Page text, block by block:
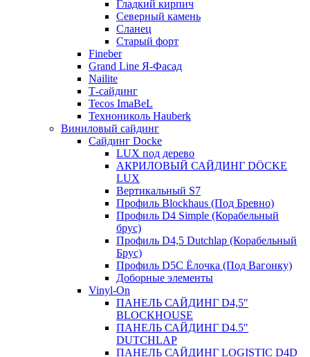
Гладкий кирпич
Северный камень
Сланец
Старый форт
Fineber
Grand Line Я-Фасад
Nailite
Т-сайдинг
Tecos ImaBeL
Технониколь Hauberk
Виниловый сайдинг
Сайдинг Docke
LUX под дерево
АКРИЛОВЫЙ САЙДИНГ DÖCKE
LUX
Вертикальный S7
Профиль Blockhaus (Под Бревно)
Профиль D4 Simple (Корабельный
брус)
Профиль D4,5 Dutchlap (Корабельный
Брус)
Профиль D5C Ёлочка (Под Вагонку)
Доборные элементы
Vinyl-On
ПАНЕЛЬ САЙДИНГ D4,5″
BLOCKHOUSE
ПАНЕЛЬ САЙДИНГ D4.5″
DUTCHLAP
ПАНЕЛЬ САЙДИНГ LOGISTIC D4D